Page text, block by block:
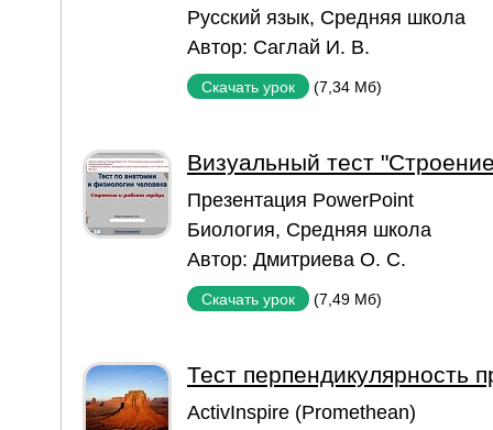
Русский язык, Средняя школа
Автор: Саглай И. В.
Скачать урок (7,34 Мб)
Визуальный тест
Презентация PowerPoint
Биология, Средняя школа
Автор: Дмитриева О. С.
Скачать урок (7,49 Мб)
Тест перпендикулярность
ActivInspire (Promethean)